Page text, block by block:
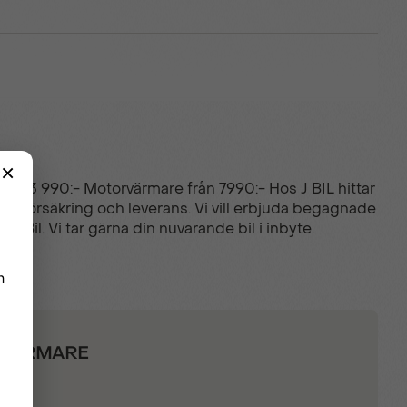
13 990:- Motorvärmare från 7990:- Hos J BIL hittar
försäkring och leverans. Vi vill erbjuda begagnade
Bil. Vi tar gärna din nuvarande bil i inbyte.